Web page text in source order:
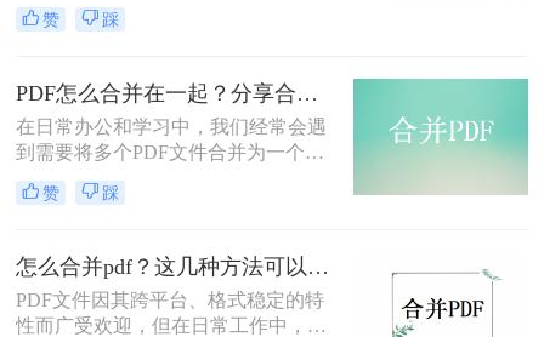
件怎么合成一个PDF？如果你想将多
个PDF文件合并成一个PDF文件，那
我想与大家分享PDF合并的方法技
巧。
赞 踩
PDF怎么合并在一起？分享合并PDF的三个方法！
在日常办公和学习中，我们经常会遇
到需要将多个PDF文件合并为一个文
件的情况。无论是为了方便查阅、节
省存储空间还是其他需求，合并PDF
PDF怎么合并在一起呢？本文将为您
介绍几种常见的合并PDF文件的方
法，帮助您轻松完成这项任务。
赞 踩
怎么合并pdf？这几种方法可以帮到你！
​PDF文件因其跨平台、格式稳定的特
性而广受欢迎，但在日常工作中，我